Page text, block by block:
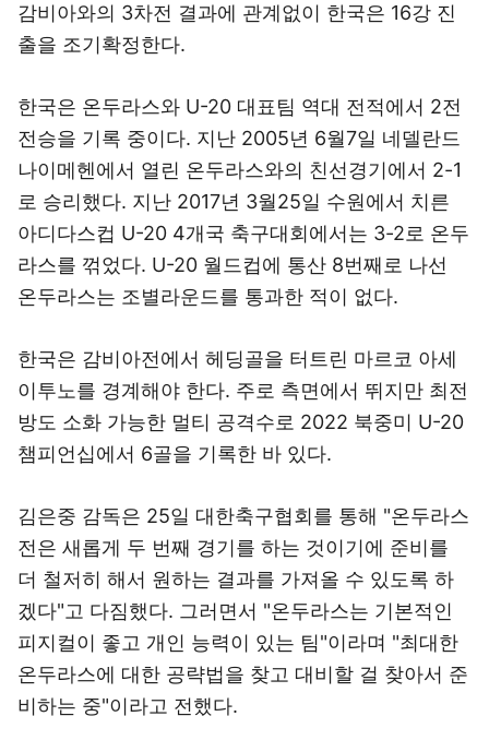
감비아와의 3차전 결과에 관계없이 한국은 16강 진
출을 조기확정한다.
한국은 온두라스와 U-20 대표팀 역대 전적에서 2전
전승을 기록 중이다. 지난 2005년 6월7일 네델란드
나이메헨에서 열린 온두라스와의 친선경기에서 2-1
로 승리했다. 지난 2017년 3월25일 수원에서 치른
아디다스컵 U-20 4개국 축구대회에서는 3-2로 온두
라스를 꺾었다. U-20 월드컵에 통산 8번째로 나선
온두라스는 조별라운드를 통과한 적이 없다.
한국은 감비아전에서 헤딩골을 터트린 마르코 아세
이투노를 경계해야 한다. 주로 측면에서 뛰지만 최전
방도 소화 가능한 멀티 공격수로 2022 북중미 U-20
챔피언십에서 6골을 기록한 바 있다.
김은중 감독은 25일 대한축구협회를 통해 "온두라스
전은 새롭게 두 번째 경기를 하는 것이기에 준비를
더 철저히 해서 원하는 결과를 가져올 수 있도록 하
겠다"고 다짐했다. 그러면서 "온두라스는 기본적인
피지컬이 좋고 개인 능력이 있는 팀"이라며 "최대한
온두라스에 대한 공략법을 찾고 대비할 걸 찾아서 준
비하는 중"이라고 전했다.